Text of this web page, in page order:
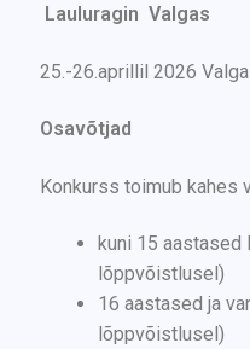
Lauluragin Valgas
25.-26.aprillil 2026
Osavõtjad
Konkurss toimub kahes
kuni 15 aastased
lõppvõistlusel)
16 aastased ja
lõppvõistlusel)